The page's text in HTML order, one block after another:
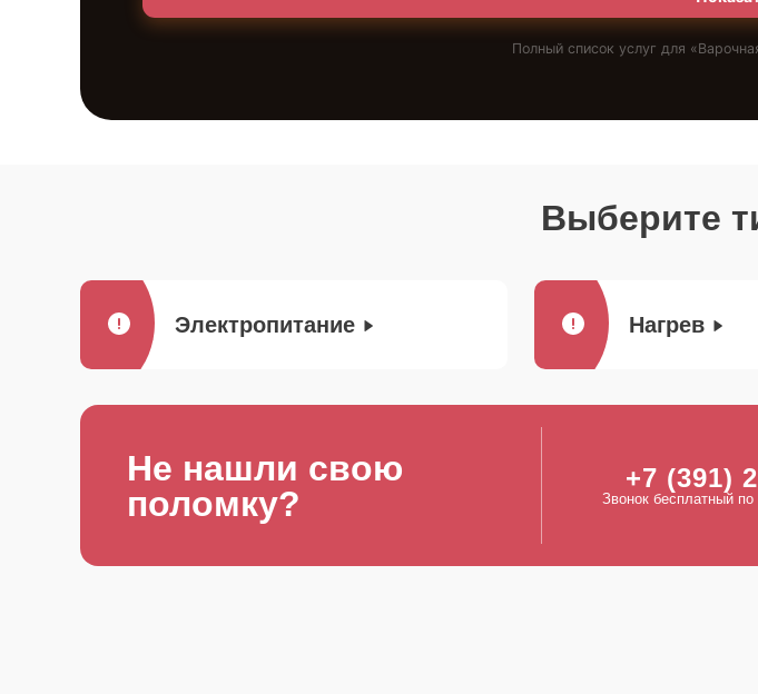
Полный список услуг для «
Выберите
Электропитание Нагрев
Не нашли свою
поломку?
+7 (391)
Звонок бесплатный